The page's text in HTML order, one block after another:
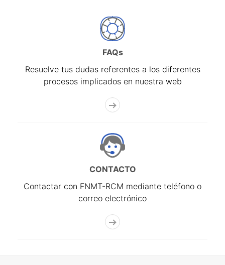
FAQs
Resuelve tus dudas referentes a los diferentes
procesos implicados en nuestra web
CONTACTO
Contactar con FNMT-RCM mediante teléfono o
correo electrónico